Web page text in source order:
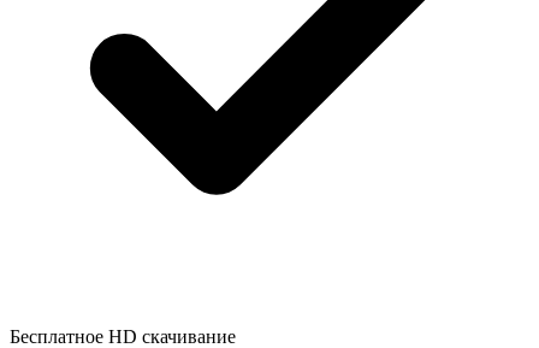
Бесплатное HD скачивание